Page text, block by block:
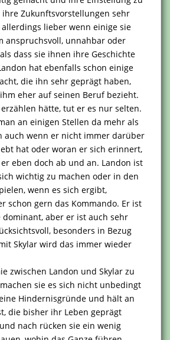
Zukunftsvorstellungen sehr
lieber wenn einige sie
anspruchsvoll, unnahbar oder
dass sie ihnen ihre Geschichte
hat ebenfalls schon einige
die ihn sehr geprägt haben,
eher auf seinen Beruf bezieht.
hätte, tut er es nur selten.
an einigen Stellen da mehr als
auch wenn er nicht immer darüber
hat oder woran er sich erinnert,
eben doch ab und an. Landon ist
wichtig zu machen oder in den
wenn es sich ergibt,
schon gern das Kommando. Er ist
dominant, aber er ist auch sehr
besonders in Bezug
Skylar wird das immer wieder
zwischen Landon und Skylar zu
sie es sich nicht unbedingt
Hindernisgründe und hält an
die bisher ihr Leben geprägt
nach rücken sie ein wenig